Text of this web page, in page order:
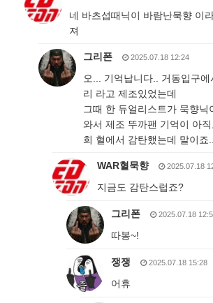
네 바츠섭때닉이 바람난묵향 이
져
그리폰 2025.07.18 12:24
오... 기억납니다.. 거동입구
리 라고 제조있었는데
그때 한 듀얼리스트가 묵향닉
와서 제조 뚜까팬 기억이 아
희 혈에서 감탄했는데 말이죠...
WAR혈묵향 2025.07.18
지금도 감탄스럽죠?
그리폰 2025.07.18
따봉~!
쟁쟁 2025.07.18 15:28
어휴